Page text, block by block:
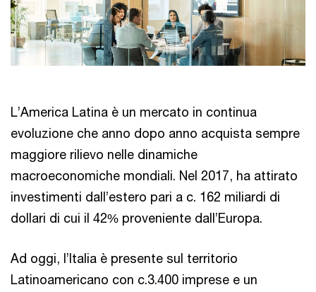
L’America Latina è un mercato in continua
evoluzione che anno dopo anno acquista sempre
maggiore rilievo nelle dinamiche
macroeconomiche mondiali. Nel 2017, ha attirato
investimenti dall’estero pari a c. 162 miliardi di
dollari di cui il 42% proveniente dall’Europa.
Ad oggi, l’Italia è presente sul territorio
Latinoamericano con c.3.400 imprese e un